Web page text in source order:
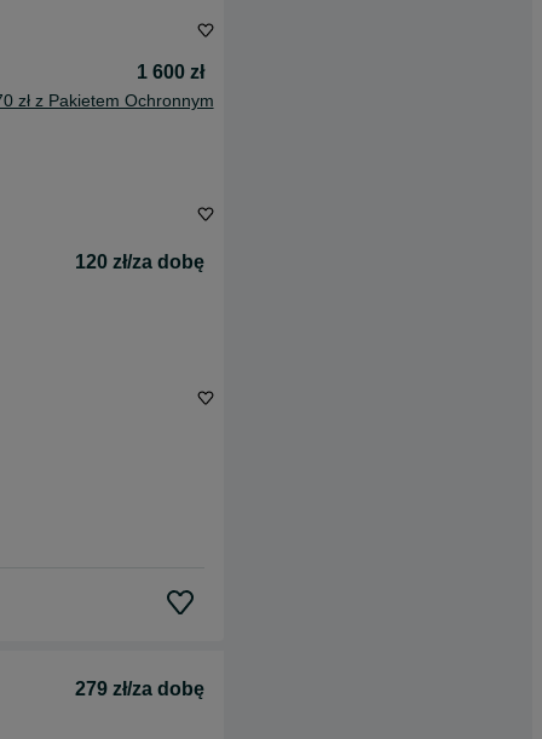
1 600 zł
zł z Pakietem Ochronnym
120 zł/za dobę
279 zł/za dobę